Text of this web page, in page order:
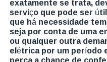
serviço que pode ser
que há necessidade
seja por conta de uma
ou qualquer outra
elétrica por um período